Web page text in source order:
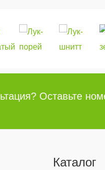
Оставьте
Каталог